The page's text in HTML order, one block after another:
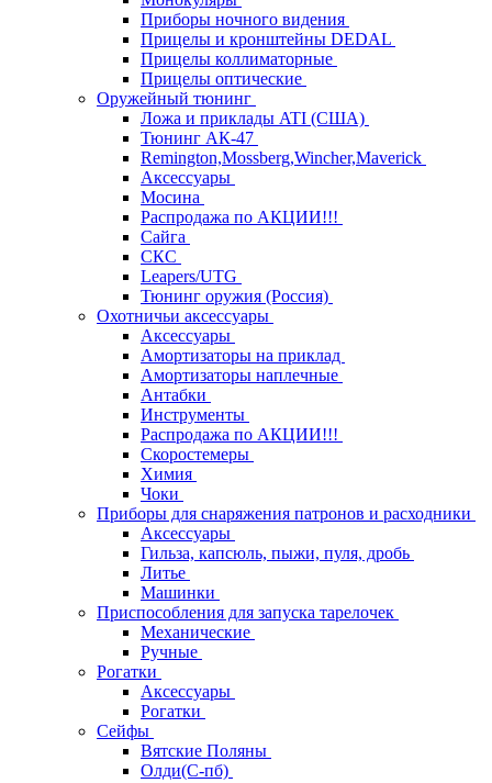
Приборы ночного видения
Прицелы и кронштейны DEDAL
Прицелы коллиматорные
Прицелы оптические
Оружейный тюнинг
Ложа и приклады ATI (США)
Тюнинг АК-47
Remington,Mossberg,Wincher,Maverick
Аксессуары
Мосина
Распродажа по АКЦИИ!!!
Сайга
СКС
Leapers/UTG
Тюнинг оружия (Россия)
Охотничьи аксессуары
Аксессуары
Амортизаторы на приклад
Амортизаторы наплечные
Антабки
Инструменты
Распродажа по АКЦИИ!!!
Скоростемеры
Химия
Чоки
Приборы для снаряжения патронов и расходники
Аксессуары
Гильза, капсюль, пыжи, пуля, дробь
Литье
Машинки
Приспособления для запуска тарелочек
Механические
Ручные
Рогатки
Аксессуары
Рогатки
Сейфы
Вятские Поляны
Олди(С-пб)